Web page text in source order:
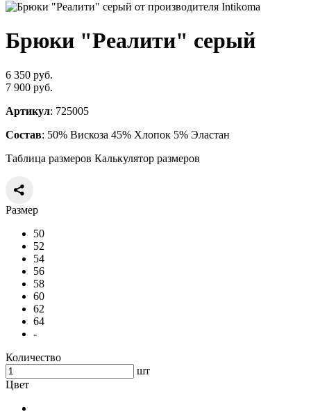
Брюки "Реалити" серый
6 350 руб.
7 900 руб.
Артикул: 725005
Состав: 50% Вискоза 45% Хлопок 5% Эластан
Таблица размеров Калькулятор размеров
Размер
50
52
54
56
58
60
62
64
-
Количество
шт
Цвет